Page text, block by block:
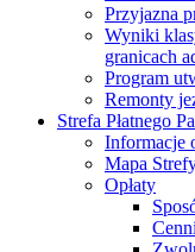
Przyjazna
Wyniki
granicach
Program
Remonty
Strefa Płatnego
Informacje
Mapa
Opłaty